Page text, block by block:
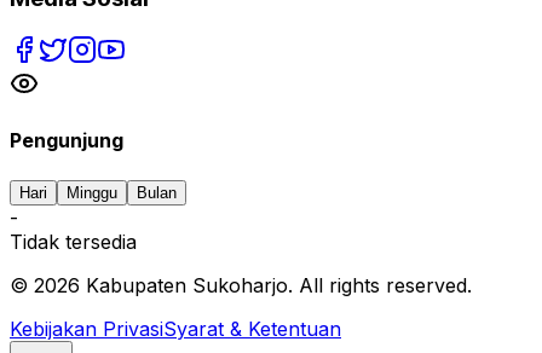
Pengunjung
Hari Minggu Bulan
-
Tidak tersedia
© 2026 Kabupaten Sukoharjo. All rights reserved.
Kebijakan PrivasiSyarat & Ketentuan